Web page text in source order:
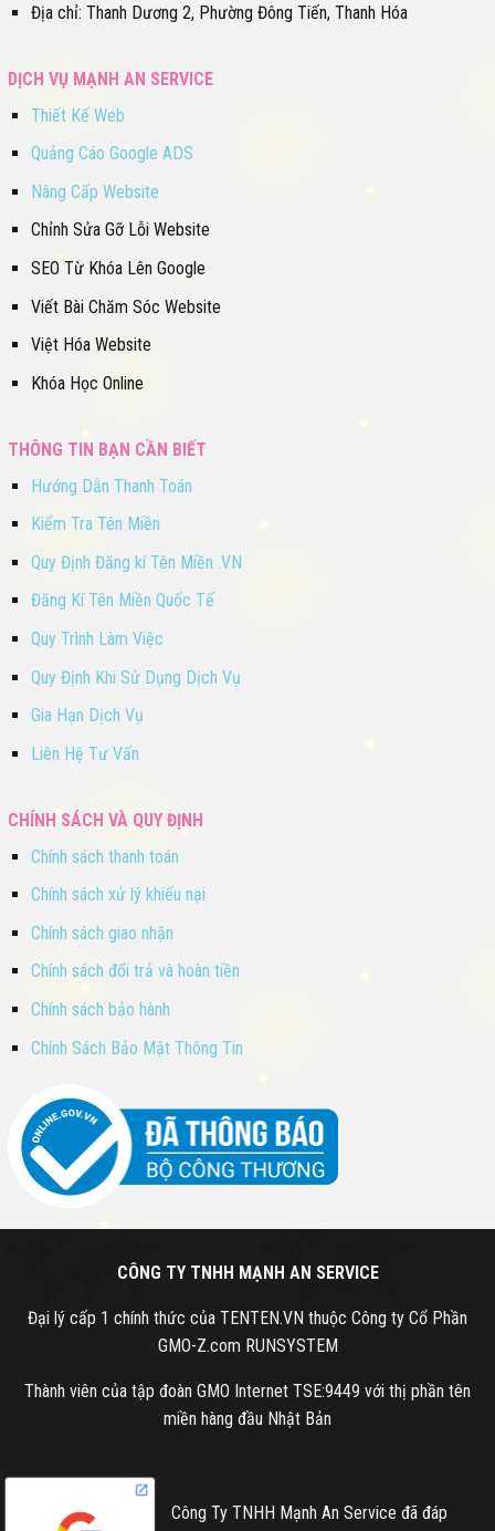
Địa chỉ: Thanh Dương 2, Phường Đông Tiến, Thanh Hóa
DỊCH VỤ MẠNH AN SERVICE
Thiết Kế Web
Quảng Cáo Google ADS
Nâng Cấp Website
Chỉnh Sửa Gỡ Lỗi Website
SEO Từ Khóa Lên Google
Viết Bài Chăm Sóc Website
Việt Hóa Website
Khóa Học Online
THÔNG TIN BẠN CẦN BIẾT
Hướng Dẫn Thanh Toán
Kiểm Tra Tên Miền
Quy Định Đăng kí Tên Miền .VN
Đăng Kí Tên Miền Quốc Tế
Quy Trình Làm Việc
Quy Định Khi Sử Dụng Dịch Vụ
Gia Hạn Dịch Vụ
Liên Hệ Tư Vấn
CHÍNH SÁCH VÀ QUY ĐỊNH
Chính sách thanh toán
Chính sách xử lý khiếu nại
Chính sách giao nhận
Chính sách đổi trả và hoàn tiền
Chính sách bảo hành
Chính Sách Bảo Mật Thông Tin
CÔNG TY TNHH MẠNH AN SERVICE
Đại lý cấp 1 chính thức của TENTEN.VN thuộc Công ty Cổ Phần
GMO-Z.com RUNSYSTEM
Thành viên của tập đoàn GMO Internet TSE:9449 với thị phần tên
miền hàng đầu Nhật Bản
Công Ty TNHH Mạnh An Service đã đáp